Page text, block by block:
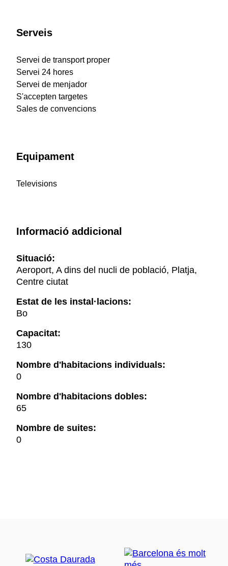
Serveis
Servei de transport proper
Servei 24 hores
Servei de menjador
S'accepten targetes
Sales de convencions
Equipament
Televisions
Informació addicional
Situació:
Aeroport, A dins del nucli de població, Platja,
Centre ciutat
Estat de les instal·lacions:
Bo
Capacitat:
130
Nombre d'habitacions individuals:
0
Nombre d'habitacions dobles:
65
Nombre de suites:
0